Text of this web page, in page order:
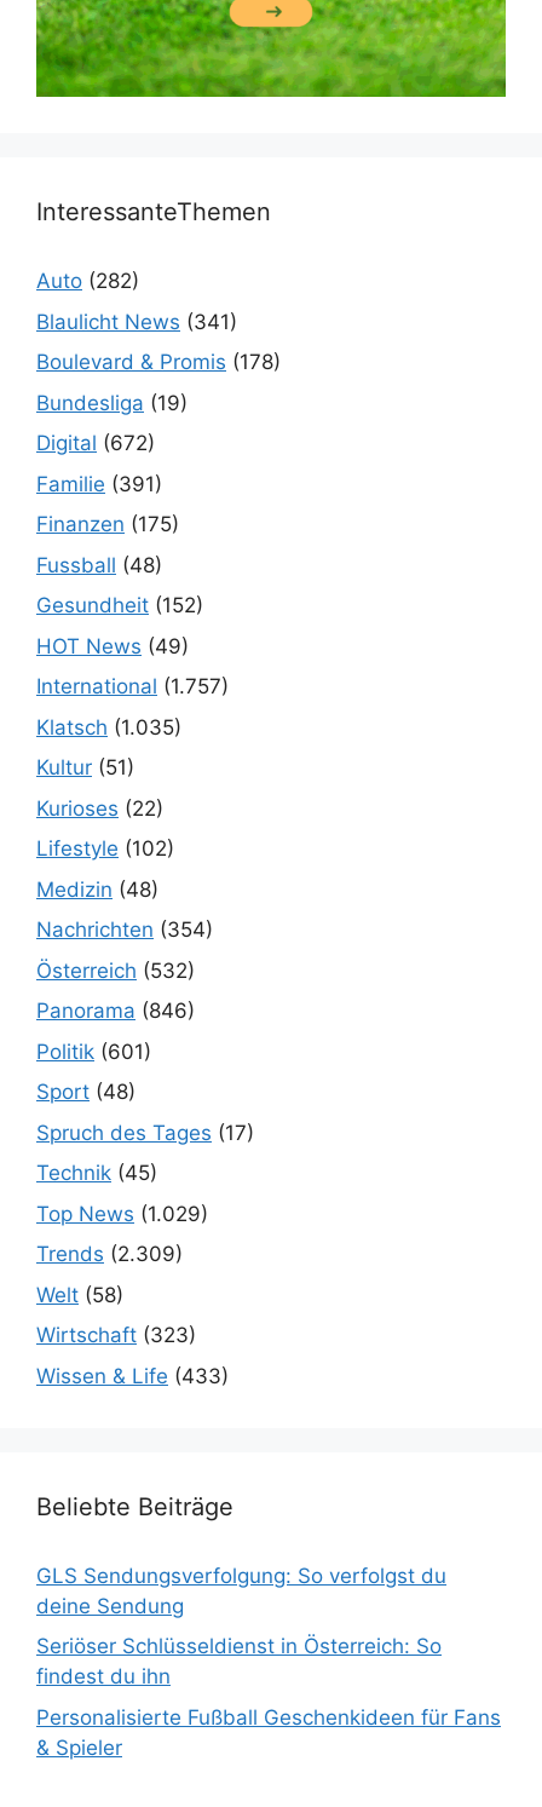
InteressanteThemen
Auto (282)
Blaulicht News (341)
Boulevard & Promis (178)
Bundesliga (19)
Digital (672)
Familie (391)
Finanzen (175)
Fussball (48)
Gesundheit (152)
HOT News (49)
International (1.757)
Klatsch (1.035)
Kultur (51)
Kurioses (22)
Lifestyle (102)
Medizin (48)
Nachrichten (354)
Österreich (532)
Panorama (846)
Politik (601)
Sport (48)
Spruch des Tages (17)
Technik (45)
Top News (1.029)
Trends (2.309)
Welt (58)
Wirtschaft (323)
Wissen & Life (433)
Beliebte Beiträge
GLS Sendungsverfolgung: So verfolgst du
deine Sendung
Seriöser Schlüsseldienst in Österreich: So
findest du ihn
Personalisierte Fußball Geschenkideen für Fans
& Spieler